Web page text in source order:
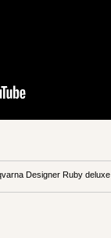
Designer Ruby deluxe